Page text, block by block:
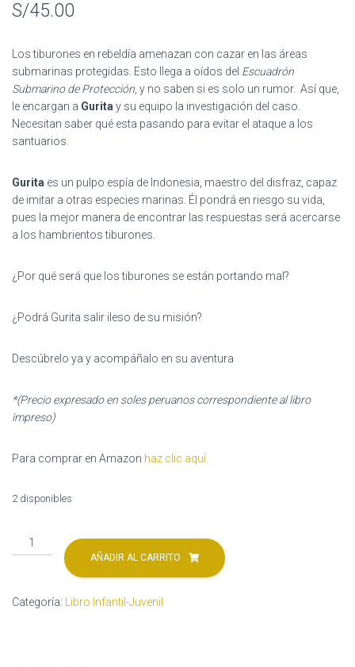
basado en
puntuaciones
S/45.00
Los tiburones en rebeldía amenazan con cazar en las áreas
submarinas protegidas. Esto llega a oídos del Escuadrón
Submarino de Protección , y no saben si es solo un rumor. Así que,
le encargan a Gurita y su equipo la investigación del caso.
Necesitan saber qué esta pasando para evitar el ataque a los
santuarios.
Gurita es un pulpo espía de Indonesia, maestro del disfraz, capaz
de imitar a otras especies marinas. Él pondrá en riesgo su vida,
pues la mejor manera de encontrar las respuestas será acercarse
a los hambrientos tiburones.
¿Por qué será que los tiburones se están portando mal?
¿Podrá Gurita salir ileso de su misión?
Descúbrelo ya y acompáñalo en su aventura
*(Precio expresado en soles peruanos correspondiente al libro
impreso)
Para comprar en Amazon haz clic aquí.
2 disponibles
Pulpo
Nueve
AÑADIR AL CARRITO
Categoría: Libro Infantil-Juvenil